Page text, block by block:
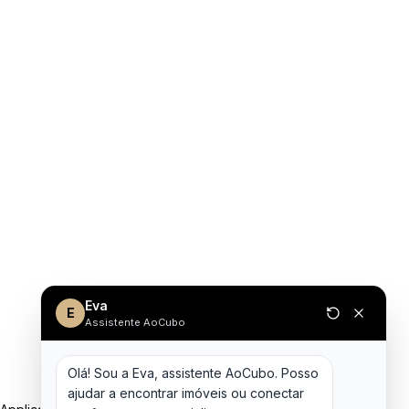
E Eva
Assistente AoCubo
Olá! Sou a Eva, assistente AoCubo. Posso
ajudar a encontrar imóveis ou conectar